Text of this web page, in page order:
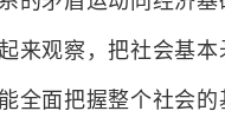
来观察，把社会基
全面把握整个社会